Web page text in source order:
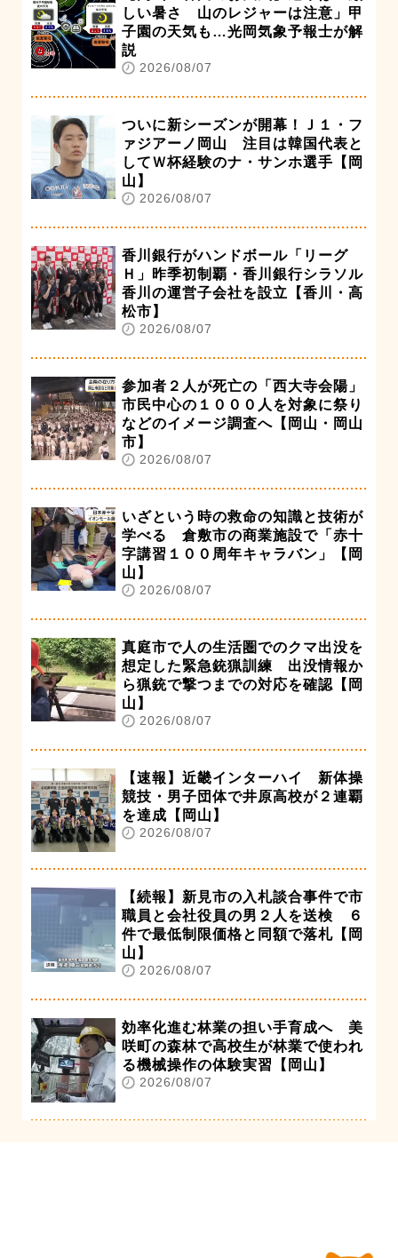
しい暑さ 山のレジャーは注意」甲
子園の天気も…光岡気象予報士が解
説
2026/08/07
ついに新シーズンが開幕！Ｊ１・フ
ァジアーノ岡山 注目は韓国代表と
してＷ杯経験のナ・サンホ選手【岡
山】
2026/08/07
香川銀行がハンドボール「リーグ
Ｈ」昨季初制覇・香川銀行シラソル
香川の運営子会社を設立【香川・高
松市】
2026/08/07
参加者２人が死亡の「西大寺会陽」
市民中心の１０００人を対象に祭り
などのイメージ調査へ【岡山・岡山
市】
2026/08/07
いざという時の救命の知識と技術が
学べる 倉敷市の商業施設で「赤十
字講習１００周年キャラバン」【岡
山】
2026/08/07
真庭市で人の生活圏でのクマ出没を
想定した緊急銃猟訓練 出没情報か
ら猟銃で撃つまでの対応を確認【岡
山】
2026/08/07
【速報】近畿インターハイ 新体操
競技・男子団体で井原高校が２連覇
を達成【岡山】
2026/08/07
【続報】新見市の入札談合事件で市
職員と会社役員の男２人を送検 ６
件で最低制限価格と同額で落札【岡
山】
2026/08/07
効率化進む林業の担い手育成へ 美
咲町の森林で高校生が林業で使われ
る機械操作の体験実習【岡山】
2026/08/07